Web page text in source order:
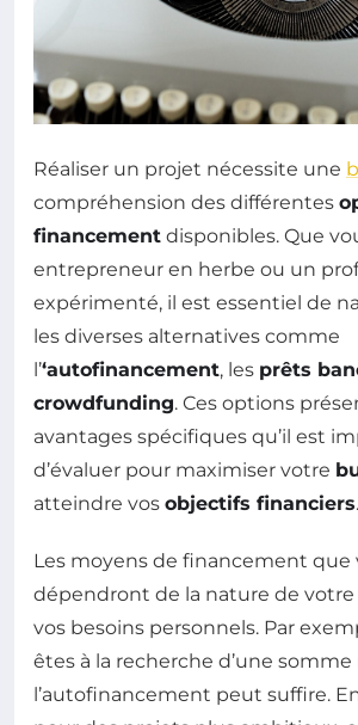
Réaliser un projet nécessite une
compréhension des différentes
financement disponibles. Que
entrepreneur en herbe ou un
expérimenté, il est essentiel de
les diverses alternatives comme
l’‘autofinancement, les prêts
crowdfunding. Ces options
avantages spécifiques qu’il est
d’évaluer pour maximiser votre
atteindre vos objectifs financiers.
Les moyens de financement que
dépendront de la nature de
vos besoins personnels. Par
êtes à la recherche d’une
l’autofinancement peut suffire.